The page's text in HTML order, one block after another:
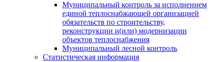
Муниципальный контроль за исполнением
единой теплоснабжающей организацией
обязательств по строительству,
реконструкции и(или) модернизации
объектов теплоснабжения
Муниципальный лесной контроль
Статистическая информация